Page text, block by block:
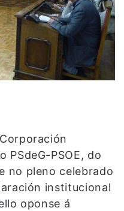
PSdeG-PSOE, do
no pleno celebrado
institucional
oponse á